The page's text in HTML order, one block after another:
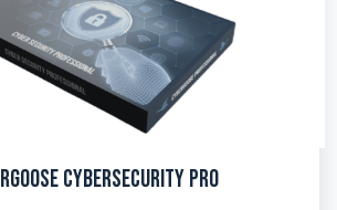
cybersecurity pro